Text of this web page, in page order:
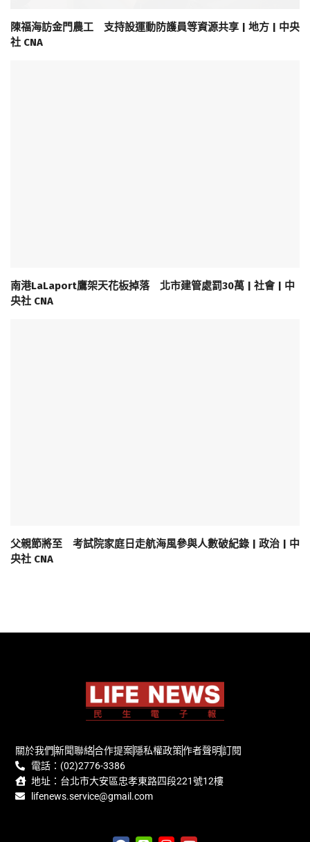
陳福海訪金門農工 支持設運動防護員等資源共享 | 地方 | 中央
社 CNA
南港LaLaport鷹架天花板掉落 北市建管處罰30萬 | 社會 | 中
央社 CNA
父親節將至 考試院家庭日走航海風參與人數破紀錄 | 政治 | 中
央社 CNA
關於我們新聞聯絡合作提案隱私權政策作者聲明訂閱
電話：(02)2776-3386
地址：台北市大安區忠孝東路四段221號12樓
lifenews.service@gmail.com